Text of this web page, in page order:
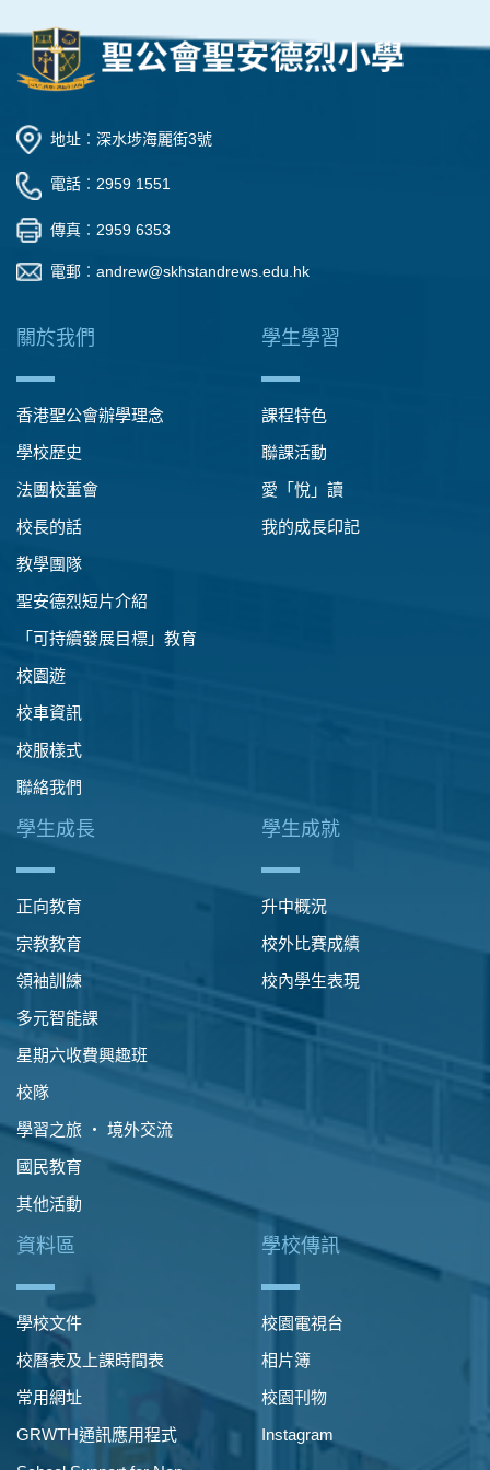
地址︰深水埗海麗街3號
電話︰2959 1551
傳真︰2959 6353
電郵︰ andrew@skhstandrews.edu.hk
關於我們
香港聖公會辦學理念
學校歷史
法團校董會
校長的話
教學團隊
聖安德烈短片介紹
「可持續發展目標」教育
校園遊
校車資訊
校服樣式
聯絡我們
學生學習
課程特色
聯課活動
愛「悅」讀
我的成長印記
學生成長
正向教育
宗教教育
領袖訓練
多元智能課
星期六收費興趣班
校隊
學習之旅 ‧ 境外交流
國民教育
其他活動
學生成就
升中概況
校外比賽成績
校內學生表現
資料區
學校文件
校曆表及上課時間表
常用網址
GRWTH通訊應用程式
學校傳訊
校園電視台
相片簿
校園刊物
Instagram